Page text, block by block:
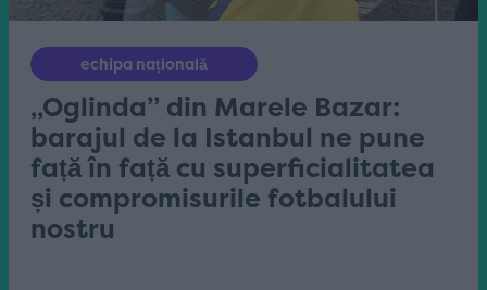
echipa națională
„Oglinda” din Marele Bazar:
barajul de la Istanbul ne pune
față în față cu superficialitatea
și compromisurile fotbalului
nostru